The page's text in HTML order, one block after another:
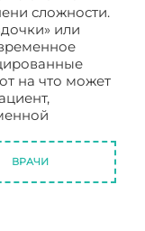
сложности.
или
на что может
ВРАЧИ